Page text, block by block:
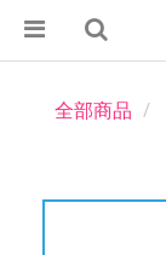
全部商品